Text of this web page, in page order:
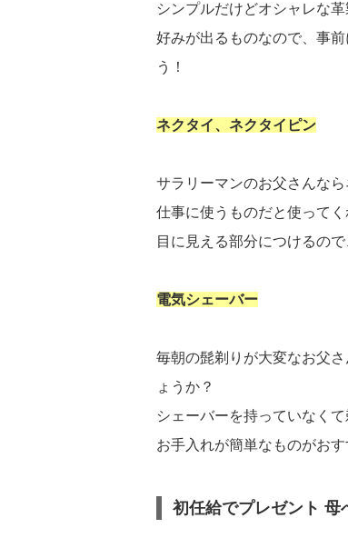
シンプルだけどオシャレな
好みが出るものなので、事
う！
ネクタイ、ネクタイピン
サラリーマンのお父さんな
仕事に使うものだと使って
目に見える部分につけるの
電気シェーバー
毎朝の髭剃りが大変なお父
ょうか？
シェーバーを持っていなく
お手入れが簡単なものがおす
初任給でプレゼント 母